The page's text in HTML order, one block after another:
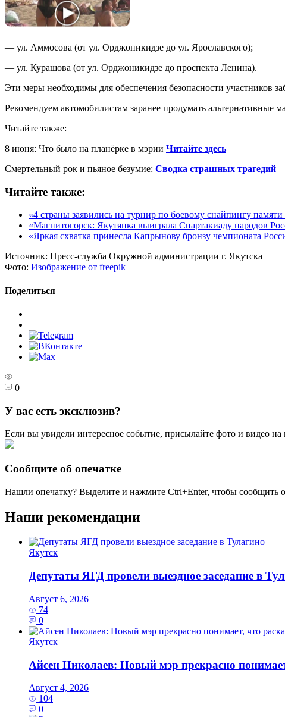
— ул. Аммосова (от ул. Орджоникидзе до ул. Ярославского);
— ул. Курашова (от ул. Орджоникидзе до проспекта Ленина).
Эти меры необходимы для обеспечения безопасности участников
Рекомендуем автомобилистам заранее продумать альтернативные
Читайте также:
8 июня: Что было на планёрке в мэрии Читайте здесь
Смертельный рок и пьяное безумие: Сводка страшных трагедий
Читайте также:
«4 страны заявились на турнир по боевому снайпингу
«Магнитогорск: Якутянка выиграла Спартакиаду народов
«Яркая схватка принесла Капрынову бронзу чемпионата
Источник: Пресс-служба Окружной администрации г. Якутска
Фото: Изображение от freepik
Поделиться
0
У вас есть эксклюзив?
Если вы увидели интересное событие, присылайте фото и видео на
Сообщите об опечатке
Нашли опечатку? Выделите и нажмите Ctrl+Enter, чтобы сообщить
Наши рекомендации
Якутск
Депутаты ЯГД провели выездное заседание в
Август 6, 2026
74
0
Якутск
Айсен Николаев: Новый мэр прекрасно
Август 4, 2026
104
0